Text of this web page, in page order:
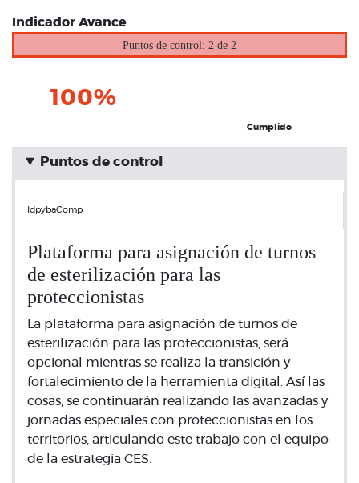
Indicador Avance
Puntos de control: 2 de 2
100%
Cumplido
Puntos de control
IdpybaComp
Plataforma para asignación de turnos
de esterilización para las
proteccionistas
La plataforma para asignación de turnos de
esterilización para las proteccionistas, será
opcional mientras se realiza la transición y
fortalecimiento de la herramienta digital. Así las
cosas, se continuarán realizando las avanzadas y
jornadas especiales con proteccionistas en los
territorios, articulando este trabajo con el equipo
de la estrategia CES.